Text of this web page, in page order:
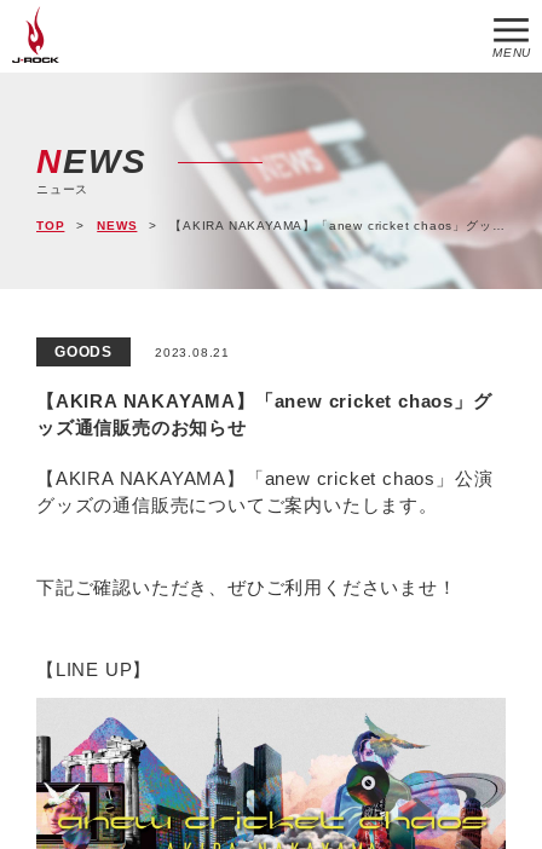
MENU
NEWS
ニュース
TOP NEWS 【AKIRA NAKAYAMA】「anew cricket chaos」グッズ通信販売のお知らせ
GOODS 2023.08.21
【AKIRA NAKAYAMA】「anew cricket chaos」グ
ッズ通信販売のお知らせ
【AKIRA NAKAYAMA】「anew cricket chaos」公演
グッズの通信販売についてご案内いたします。
下記ご確認いただき、ぜひご利用くださいませ！
【LINE UP】